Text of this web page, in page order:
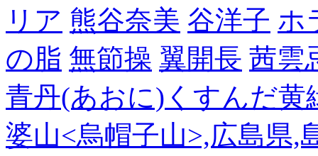
リア 熊谷奈美 谷洋子 ホ
の脂 無節操 翼開長 茜雲
青丹(あおに)くすんだ黄
婆山<烏帽子山>,広島県,